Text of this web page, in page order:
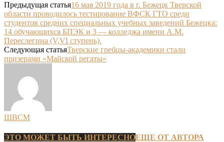
Предыдущая статья16 мая 2019 года в г. Бежецк Тверской
области проводилось тестирование ВФСК ГТО среди
студентов средних специальных учебных заведений Бежецка:
14 обучающихся БПЭК и 3 — колледжа имени А.М.
Переслегина (V,VI ступень).
Следующая статьяТверские гребцы-академики стали
призерами «Майской регаты»
ШВСМ
ЭТО МОЖЕТ БЫТЬ ИНТЕРЕСНОЕЩЕ ОТ АВТОРА